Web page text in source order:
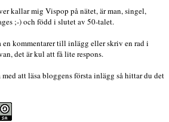
kallar mig Vispop på nätet, är man, singel,
;-) och född i slutet av 50-talet.
en kommentarer till inlägg eller skriv en rad i
det är kul att få lite respons.
att läsa bloggens första inlägg så hittar du det